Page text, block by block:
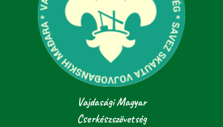
Vajdasági Magyar
Cserkészszövetség